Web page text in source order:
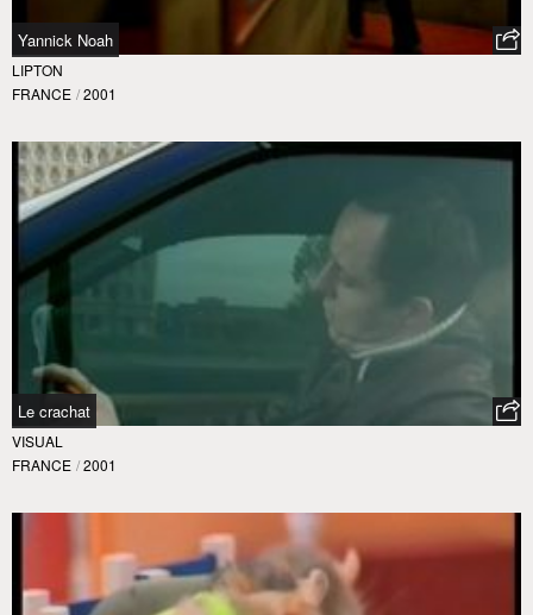
Yannick Noah
LIPTON
FRANCE / 2001
Le crachat
VISUAL
FRANCE / 2001